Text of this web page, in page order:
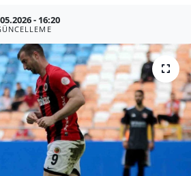
- 16:20